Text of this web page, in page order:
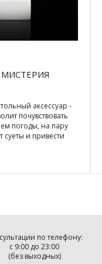
аксессуар -
почувствовать
погоды, на пару
суеты и привести
по телефону:
с 9:00 до 23:00
(без выходных)